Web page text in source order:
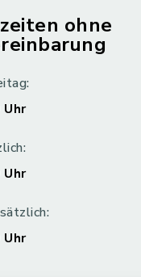
ohne
Uhr
Uhr